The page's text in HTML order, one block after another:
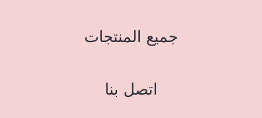
جميع المنتجات
اتصل بنا